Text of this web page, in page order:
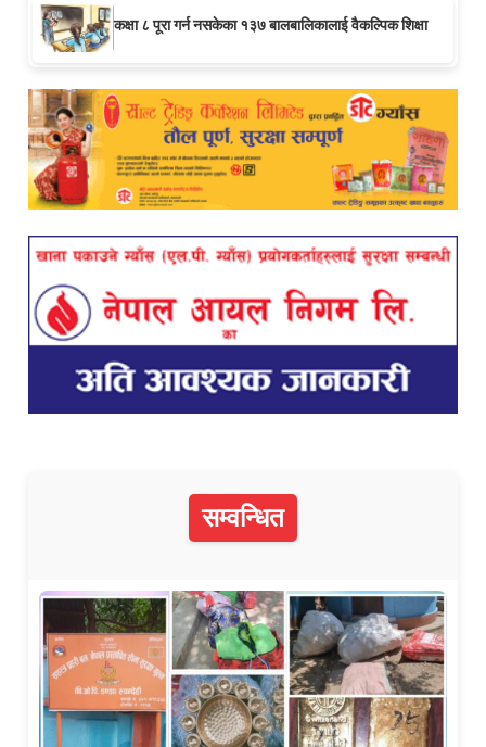
कक्षा ८ पूरा गर्न नसकेका १३७ बालबालिकालाई वैकल्पिक शिक्षा
सम्वन्धित